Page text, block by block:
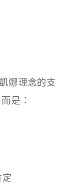
娜理念的支
是：